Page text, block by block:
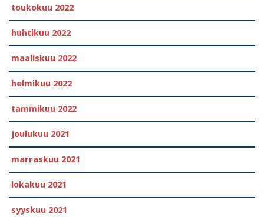
toukokuu 2022
huhtikuu 2022
maaliskuu 2022
helmikuu 2022
tammikuu 2022
joulukuu 2021
marraskuu 2021
lokakuu 2021
syyskuu 2021